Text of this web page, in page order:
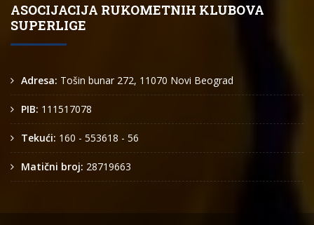
ASOCIJACIJA RUKOMETNIH KLUBOVA
SUPERLIGE
Adresa: Tošin bunar 272, 11070 Novi Beograd
PIB: 111517078
Tekući: 160 - 553618 - 56
Matični broj: 28719663